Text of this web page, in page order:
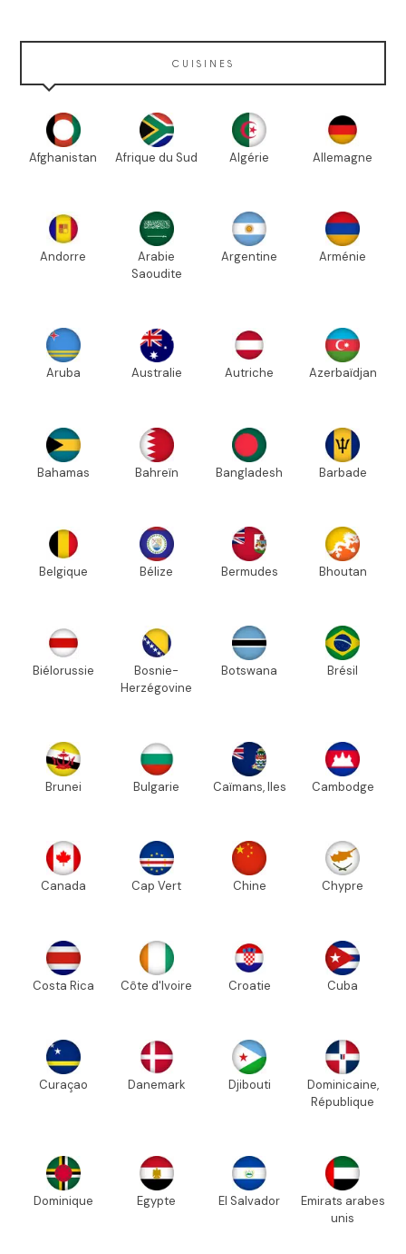
CUISINES
Afghanistan Afrique du Sud Algérie Allemagne
Andorre
Arabie
Saoudite
Argentine Arménie
Aruba Australie Autriche Azerbaïdjan
Bahamas Bahreïn Bangladesh Barbade
Belgique Bélize Bermudes Bhoutan
Biélorussie
Bosnie-
Herzégovine
Botswana Brésil
Brunei Bulgarie Caïmans, Iles Cambodge
Canada Cap Vert Chine Chypre
Costa Rica Côte d'Ivoire Croatie Cuba
Curaçao Danemark Djibouti
Dominicaine,
République
Dominique Egypte El Salvador
Emirats arabes
unis